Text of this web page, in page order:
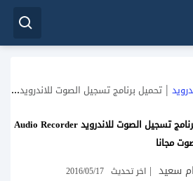
| تحميل برنامج تسجيل الصوت للاندرويد Audio Recorder مسجل صوت مجانا
تحميل برنامج تسجيل الصوت للاندرويد Audio Recorder
مجانا
سعيد | اخر تحديث 2016/05/17